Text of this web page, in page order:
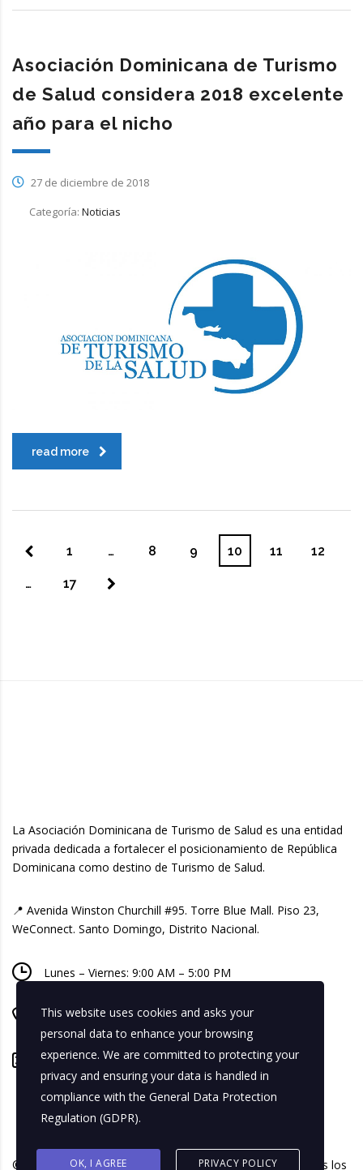
Asociación Dominicana de Turismo
de Salud considera 2018 excelente
año para el nicho
27 de diciembre de 2018
Categoría: Noticias
read more
1 … 8 9 10 11 12
… 17
La Asociación Dominicana de Turismo de Salud es una entidad
privada dedicada a fortalecer el posicionamiento de República
Dominicana como destino de Turismo de Salud.
📍 Avenida Winston Churchill #95. Torre Blue Mall. Piso 23,
WeConnect. Santo Domingo, Distrito Nacional.
Lunes – Viernes: 9:00 AM – 5:00 PM
+ 1 809-518-8740
info@adtusalud.org
© 2026 Asociación Dominicana de Turismo de Salud. Todos los
This website uses cookies and asks your
personal data to enhance your browsing
experience. We are committed to protecting your
privacy and ensuring your data is handled in
compliance with the General Data Protection
Regulation (GDPR).
OK, I AGREE PRIVACY POLICY